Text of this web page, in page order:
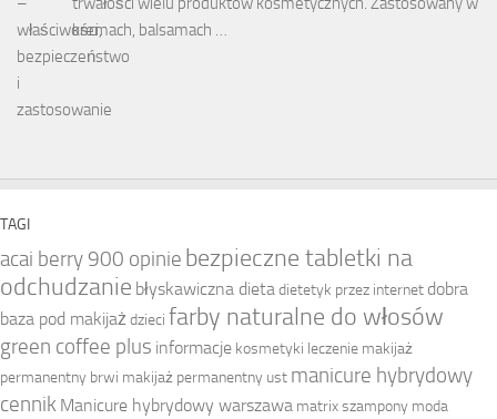
kremach, balsamach …
TAGI
acai berry 900 opinie bezpieczne tabletki na
odchudzanie błyskawiczna dietadietetyk przez internet dobra
baza pod makijażdzieci farby naturalne do włosów
green coffee plus informacje kosmetyki leczenie makijaż
permanentny brwi makijaż permanentny ust manicure hybrydowy
cennik Manicure hybrydowy warszawa matrix szampony moda